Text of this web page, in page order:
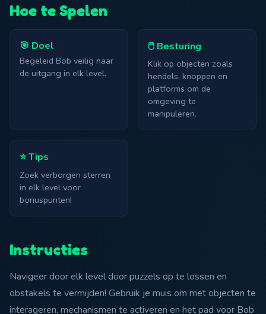
Hoe te Spelen
🎯 Doel
Begeleid Bob veilig naar
de uitgang in elk level.
🖱️ Besturing
Klik op objecten zoals
hendels, knoppen en
platforms om de
omgeving te
manipuleren.
⭐ Tips
Zoek verborgen sterren
in elk level voor
bonuspunten!
Instructies
Navigeer door elk level door puzzels op te lossen en
obstakels te vermijden! Gebruik je muis om met objecten te
interageren, mechanismen te activeren en het pad voor Bob